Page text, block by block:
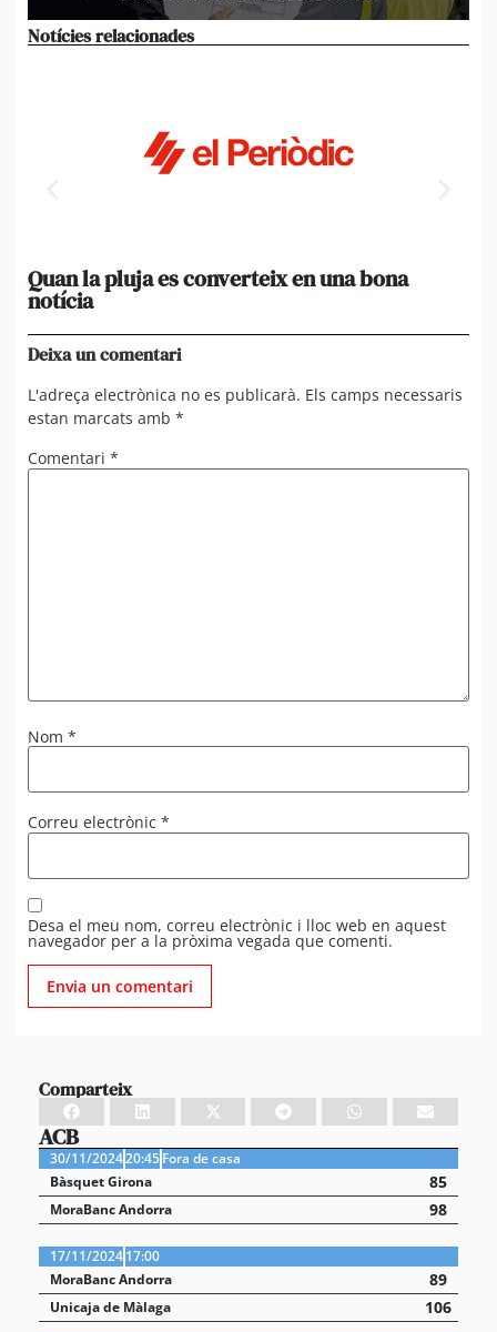
Notícies relacionades
Quan la pluja es converteix en una bona
notícia
Deixa un comentari
L'adreça electrònica no es publicarà. Els camps necessaris
estan marcats amb *
Comentari *
Nom *
Correu electrònic *
Desa el meu nom, correu electrònic i lloc web en aquest
navegador per a la pròxima vegada que comenti.
Comparteix
ACB
30/11/202420:45Fora de casa
Bàsquet Girona
85
MoraBanc Andorra 98
17/11/202417:00
MoraBanc Andorra
89
Unicaja de Màlaga 106